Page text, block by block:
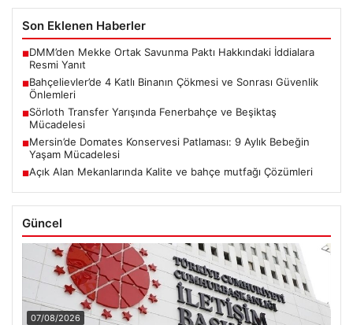
Son Eklenen Haberler
■DMM’den Mekke Ortak Savunma Paktı Hakkındaki İddialara
Resmi Yanıt
■Bahçelievler’de 4 Katlı Binanın Çökmesi ve Sonrası Güvenlik
Önlemleri
■Sörloth Transfer Yarışında Fenerbahçe ve Beşiktaş
Mücadelesi
■Mersin’de Domates Konservesi Patlaması: 9 Aylık Bebeğin
Yaşam Mücadelesi
■Açık Alan Mekanlarında Kalite ve bahçe mutfağı Çözümleri
Güncel
07/08/2026